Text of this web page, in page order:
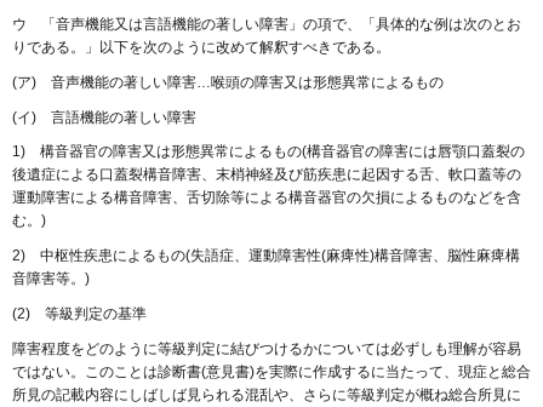
ウ 「音声機能又は言語機能の著しい障害」の項で、「具体的な例は次のとお
りである。」以下を次のように改めて解釈すべきである。
(ア) 音声機能の著しい障害…喉頭の障害又は形態異常によるもの
(イ) 言語機能の著しい障害
1) 構音器官の障害又は形態異常によるもの(構音器官の障害には唇顎口蓋裂の
後遺症による口蓋裂構音障害、末梢神経及び筋疾患に起因する舌、軟口蓋等の
運動障害による構音障害、舌切除等による構音器官の欠損によるものなどを含
む。)
2) 中枢性疾患によるもの(失語症、運動障害性(麻痺性)構音障害、脳性麻痺構
音障害等。)
(2) 等級判定の基準
障害程度をどのように等級判定に結びつけるかについては必ずしも理解が容易
ではない。このことは診断書(意見書)を実際に作成するに当たって、現症と総合
所見の記載内容にしばしば見られる混乱や、さらに等級判定が概ね総合所見に